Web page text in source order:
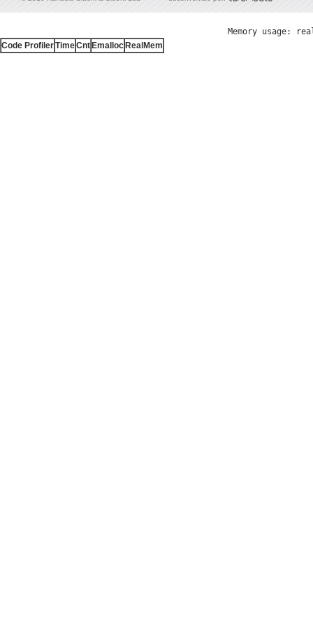
Memory usage:
Code ProfilerTimeCnt Emalloc RealMem